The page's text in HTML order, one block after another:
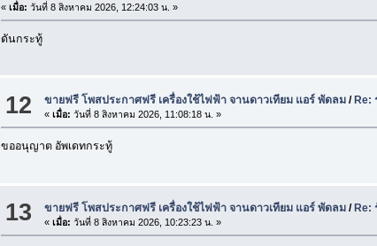
« เมื่อ: วันที่ 8 สิงหาคม 2026, 12:24:03 น. »
ดันกระทู้
12 ขายฟรี โพสประกาศฟรี เครื่องใช้ไฟฟ้า จานดาวเทียม แอร์ พัดลม / Re:
«เมื่อ: วันที่ 8 สิงหาคม 2026, 11:08:18 น. »
ขออนุญาต อัพเดทกระทู้
13 ขายฟรี โพสประกาศฟรี เครื่องใช้ไฟฟ้า จานดาวเทียม แอร์ พัดลม /Re:
«เมื่อ: วันที่ 8 สิงหาคม 2026, 10:23:23 น. »